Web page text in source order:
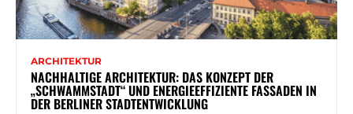
ARCHITEKTUR
NACHHALTIGE ARCHITEKTUR: DAS KONZEPT DER
„SCHWAMMSTADT“ UND ENERGIEEFFIZIENTE FASSADEN IN
DER BERLINER STADTENTWICKLUNG